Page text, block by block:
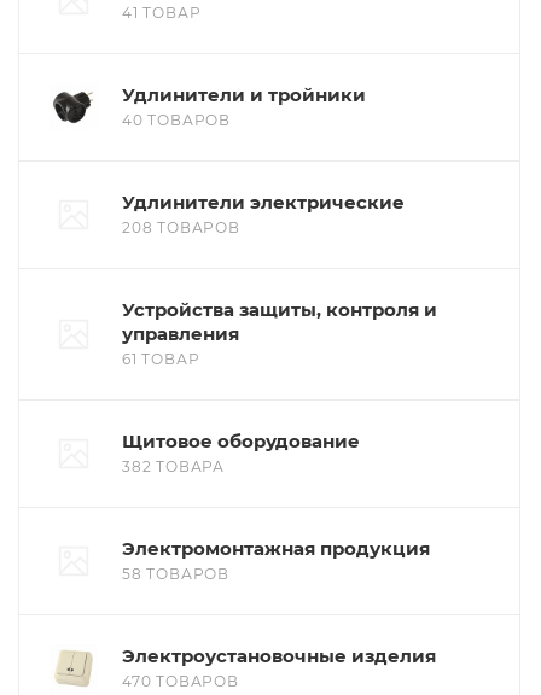
41 ТОВАР
Удлинители и тройники
40 ТОВАРОВ
Удлинители электрические
208 ТОВАРОВ
Устройства защиты, контроля и
управления
61 ТОВАР
Щитовое оборудование
382 ТОВАРА
Электромонтажная продукция
58 ТОВАРОВ
Электроустановочные изделия
470 ТОВАРОВ